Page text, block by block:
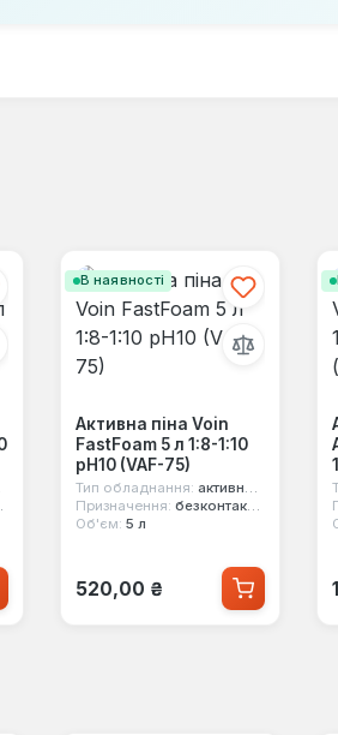
В наявності
Активна піна Voin
FastFoam 5 л 1:8-1:10
pH10 (VAF-75)
Тип обладнання: активна піна
Призначення: безконтактне миття
Об'єм: 5 л
Звичайна ціна:
520,00 ₴